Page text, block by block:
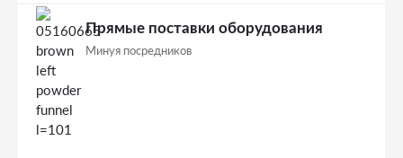
Прямые поставки оборудования
Минуя посредников